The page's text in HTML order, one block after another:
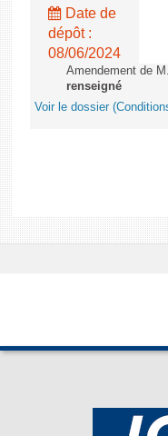
Date de
dépôt :
08/06/2024
Amendement de
renseigné
Voir le dossier